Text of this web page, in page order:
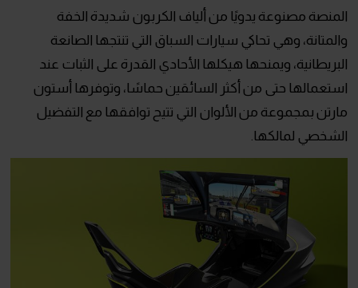
المنصة مصنوعة يدويًا من ألياف الكربون شديدة الخفة
والمتانة، وهي تحاكي سيارات السباق التي تنتجها الصانعة
البريطانية، ويمنحها هيكلها الأحادي القدرة على الثبات عند
استعمالها حتى من أكثر السائقين حماسًا، وتوفرها أستون
مارتن بمجموعة من الألوان التي تتيح توافقها مع التفضيل
الشخصي لمالكها.